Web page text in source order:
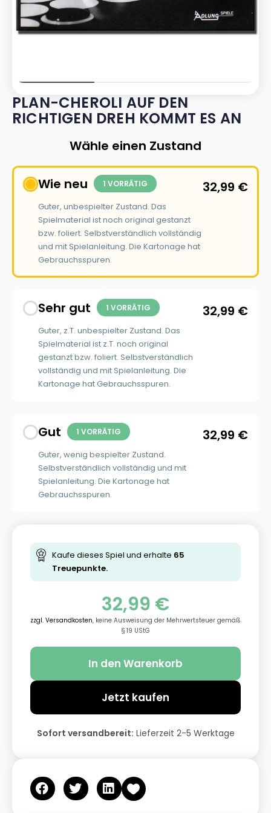
PLAN-CHEROLI AUF DEN
RICHTIGEN DREH KOMMT ES AN
Wähle einen Zustand
Wie neu 1 VORRÄTIG
Guter, unbespielter Zustand. Das
Spielmaterial ist noch original gestanzt
bzw. foliert. Selbstverständlich vollständig
und mit Spielanleitung. Die Kartonage hat
Gebrauchsspuren.
32,99 €
Sehr gut 1 VORRÄTIG
Guter, z.T. unbespielter Zustand. Das
Spielmaterial ist z.T. noch original
gestanzt bzw. foliert. Selbstverständlich
vollständig und mit Spielanleitung. Die
Kartonage hat Gebrauchsspuren.
32,99 €
Gut 1 VORRÄTIG
Guter, wenig bespielter Zustand.
Selbstverständlich vollständig und mit
Spielanleitung. Die Kartonage hat
Gebrauchsspuren.
32,99 €
Kaufe dieses Spiel und erhalte 65
Treuepunkte.
32,99 €
zzgl. Versandkosten, keine Ausweisung der Mehrwertsteuer gemäß
§ 19 UStG
In den Warenkorb
Jetzt kaufen
Sofort versandbereit: Lieferzeit 2-5 Werktage